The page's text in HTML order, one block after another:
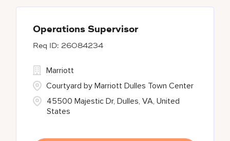
Operations Supervisor
26084234
45500 Majestic Dr, Dulles, VA, United
States
Marriott
Courtyard by Marriott Dulles Town Center